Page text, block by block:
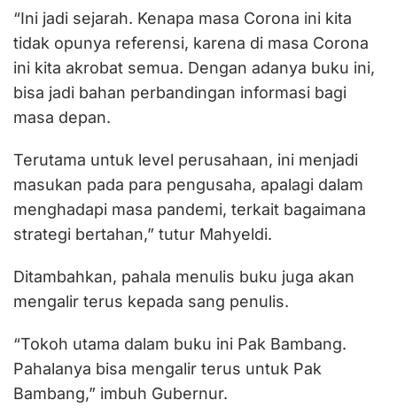
“Ini jadi sejarah. Kenapa masa Corona ini kita
tidak opunya referensi, karena di masa Corona
ini kita akrobat semua. Dengan adanya buku ini,
bisa jadi bahan perbandingan informasi bagi
masa depan.
Terutama untuk level perusahaan, ini menjadi
masukan pada para pengusaha, apalagi dalam
menghadapi masa pandemi, terkait bagaimana
strategi bertahan,” tutur Mahyeldi.
Ditambahkan, pahala menulis buku juga akan
mengalir terus kepada sang penulis.
“Tokoh utama dalam buku ini Pak Bambang.
Pahalanya bisa mengalir terus untuk Pak
Bambang,” imbuh Gubernur.